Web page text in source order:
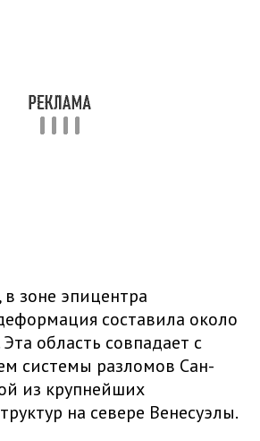
зоне эпицентра
составила около
область совпадает с
системы разломов Сан-
из крупнейших
на севере Венесуэлы.